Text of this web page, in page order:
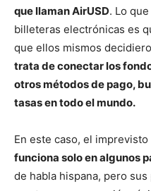
que llaman AirUSD. Lo
billeteras electrónicas es
que ellos mismos
trata de conectar los
otros métodos de pago,
tasas en todo el mundo.
En este caso, el imprevisto
funciona solo en algunos
de habla hispana, pero